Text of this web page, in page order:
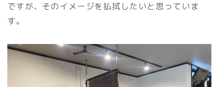
ですが、そのイメージを払拭したいと思っていま
す。